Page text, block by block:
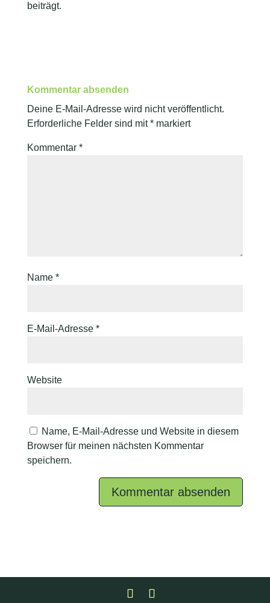
beiträgt.
Kommentar absenden
Deine E-Mail-Adresse wird nicht veröffentlicht.
Erforderliche Felder sind mit*markiert
Kommentar *
Name *
E-Mail-Adresse *
Website
Name, E-Mail-Adresse und Website in diesem
Browser für meinen nächsten Kommentar
speichern.